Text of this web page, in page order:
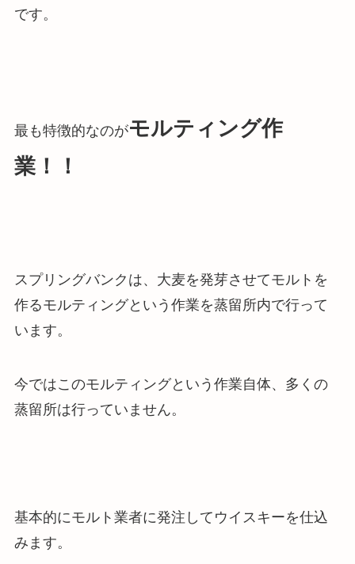
です。
最も特徴的なのがモルティング作
業！！
スプリングバンクは、 大麦を発芽させてモルトを
作るモルティングという作業を蒸留所内で行って
います。
今ではこのモルティングという作業自体、多くの
蒸留所は行っていません。
基本的にモルト業者に発注してウイスキーを仕込
みます。